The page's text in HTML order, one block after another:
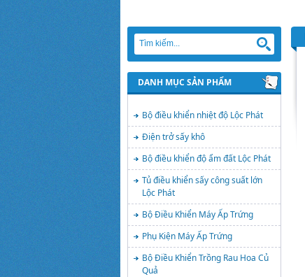
DANH MỤC SẢN PHẨM
Bộ điều khiển nhiệt độ Lộc Phát
Điện trở sấy khô
Bộ điều khiển độ ẩm đất Lộc Phát
Tủ điều khiển sấy công suất lớn
Lộc Phát
Bộ Điều Khiển Máy Ấp Trứng
Phụ Kiện Máy Ấp Trứng
Bộ Điều Khiển Trồng Rau Hoa Củ
Quả